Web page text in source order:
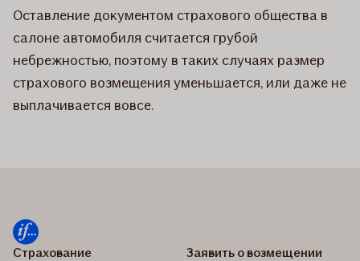
Оставление документом страхового общества в
салоне автомобиля считается грубой
небрежностью, поэтому в таких случаях размер
страхового возмещения уменьшается, или даже не
выплачивается вовсе.​
Страхование
Заявить о возмещении